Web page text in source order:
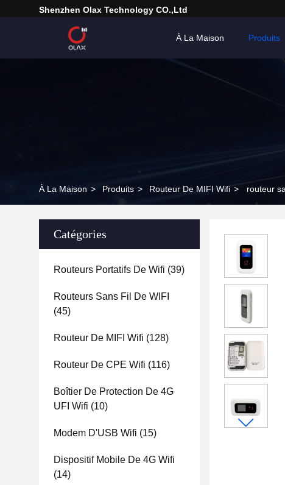
Shenzhen Olax Technology CO.,Ltd
À La Maison Produits
À La Maison > Produits > Routeur De MIFI Wifi > routeur
Catégories
Routeurs Portatifs De Wifi (39)
Routeurs Sans Fil De WIFI
(45)
Routeur De MIFI Wifi (128)
Routeur De CPE Wifi (116)
Boîtier De Protection De 4G
UFI Wifi (10)
Modem D'USB Wifi (15)
Dispositif Mobile De 4G Wifi
(14)